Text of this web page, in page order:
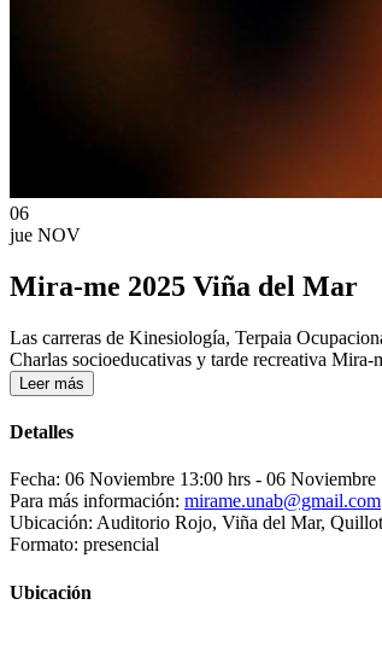
06
jue NOV
Mira-me 2025 Viña del Mar
Las carreras de Kinesiología, Terpaia
Charlas socioeducativas y tarde recreativa
Leer más
Detalles
Fecha: 06 Noviembre 13:00 hrs - 06 Noviembre
Para más información: mirame.unab@gmail.com
Ubicación: Auditorio Rojo, Viña del Mar,
Formato: presencial
Ubicación